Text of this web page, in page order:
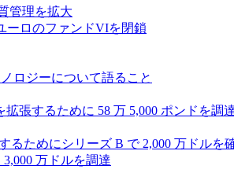
管理を拡大
ーロのファンドVIを閉鎖
ロジーについて語ること
張するために 58 万 5,000 ポンドを調
るためにシリーズ B で 2,000 万ドルを
万ドルを調達